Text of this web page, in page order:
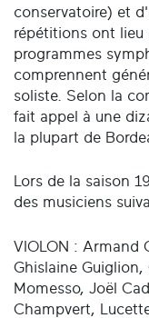
conservatoire) et
répétitions ont lieu
programmes
comprennent
soliste. Selon la
fait appel à une
la plupart de
Lors de la saison
des musiciens
VIOLON : Armand
Ghislaine Guiglion,
Momesso, Joël
Champvert,